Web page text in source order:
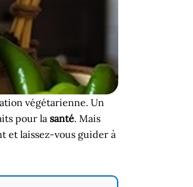
végétarienne. Un
pour la santé. Mais
et laissez-vous guider à